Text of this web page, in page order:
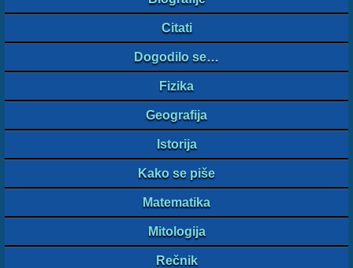
Citati
Dogodilo se…
Fizika
Geografija
Istorija
Kako se piše
Matematika
Mitologija
Rečnik